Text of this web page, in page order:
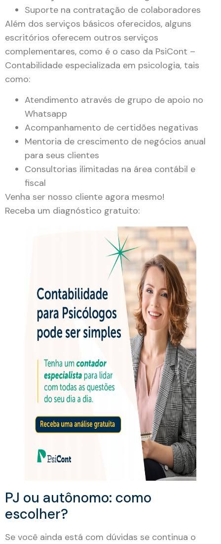
Suporte na contratação de colaboradores
Além dos serviços básicos oferecidos, alguns
escritórios oferecem outros serviços
complementares, como é o caso da PsiCont –
Contabilidade especializada em psicologia, tais
como:
Atendimento através de grupo de apoio no
Whatsapp
Acompanhamento de certidões negativas
Mentoria de crescimento de negócios anual
para seus clientes
Consultorias ilimitadas na área contábil e
fiscal
Venha ser nosso cliente agora mesmo!
Receba um diagnóstico gratuito:
PJ ou autônomo: como
escolher?
Se você ainda está com dúvidas se continua o